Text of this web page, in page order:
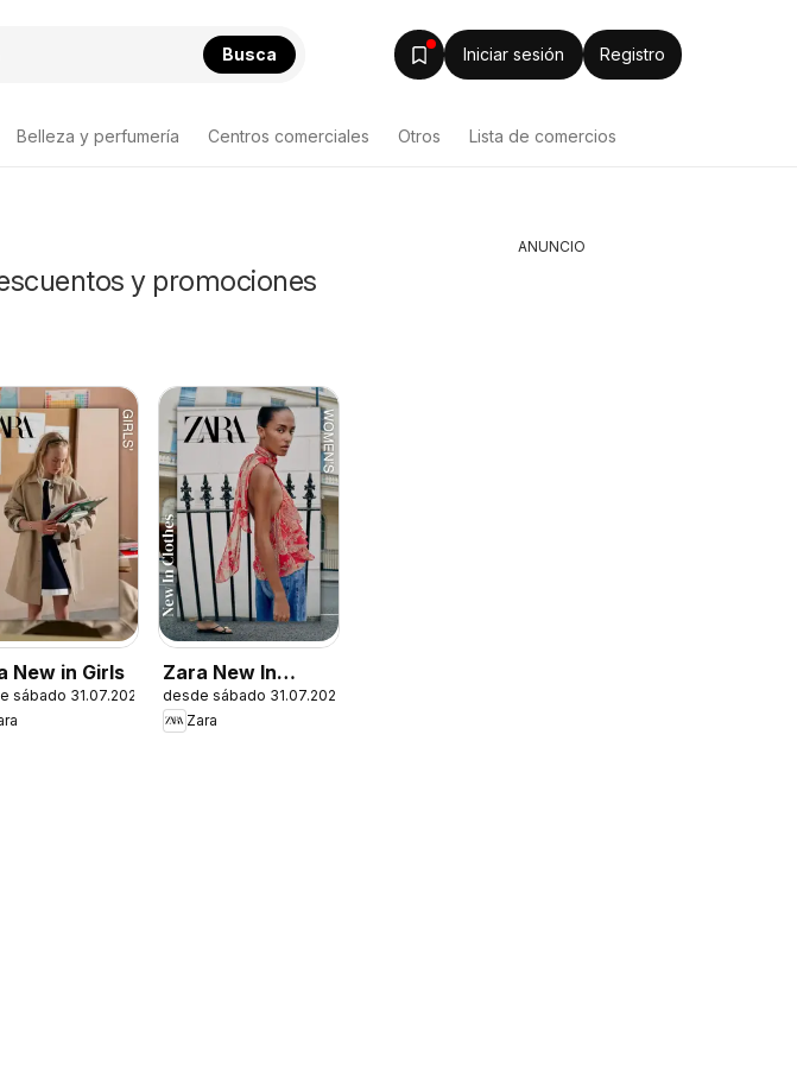
Busca Iniciar sesión Registro
Belleza y perfumería Centros comerciales Otros Lista de comercios
y promociones
New in Girls
sábado 31.07.2026
Zara New In
Women
desde sábado 31.07.2026
Zara
ANUNCIO